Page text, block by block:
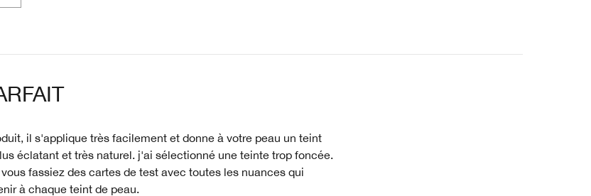
il s'applique très facilement et donne à votre peau un teint
éclatant et très naturel. j'ai sélectionné une teinte trop foncée.
fassiez des cartes de test avec toutes les nuances qui
à chaque teint de peau.